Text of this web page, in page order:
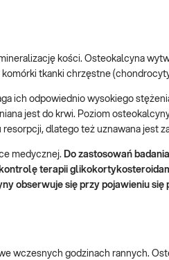
kości. Osteokalcyna
tkanki chrzęstne
ich odpowiednio wysokiego
jest do krwi. Poziom
dlatego też uznawana jest
medycznej. Do zastosowań
terapii
obserwuje się przy pojawieniu się
wczesnych godzinach rannych.